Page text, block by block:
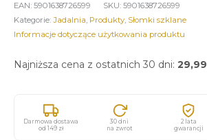
EAN: 5901638726599 SKU: 5901638726599
Kategorie: Jadalnia, Produkty, Słomki szklane
Informacje dotyczące użytkowania produktu
Najniższa cena z ostatnich 30 dni: 29,99
Darmowa dostawa
od 149 zł
30 dni
na zwrot
2 lata
gwarancji